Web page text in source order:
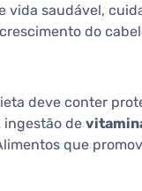
vida saudável,
do
deve conter
ingestão de
que